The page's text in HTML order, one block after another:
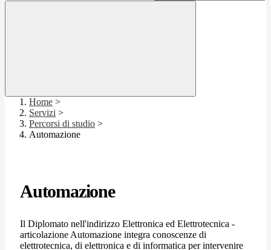
Home >
Servizi >
Percorsi di studio >
Automazione
Automazione
Il Diplomato nell'indirizzo Elettronica ed Elettrotecnica -
articolazione Automazione integra conoscenze di
elettrotecnica, di elettronica e di informatica per intervenire